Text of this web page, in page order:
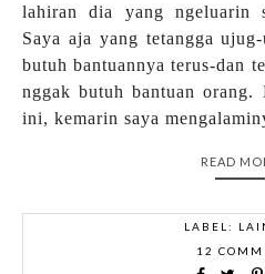
lahiran dia yang ngeluarin
Saya aja yang tetangga
butuh bantuannya terus-dan
nggak butuh bantuan orang.
ini, kemarin saya
READ
LABEL:
12